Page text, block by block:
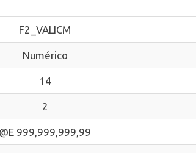
F2_VALICM
Numérico
14
2
@E 999,999,999,99